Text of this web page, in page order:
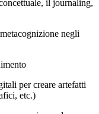
il journaling,
negli
per creare artefatti
etc.)